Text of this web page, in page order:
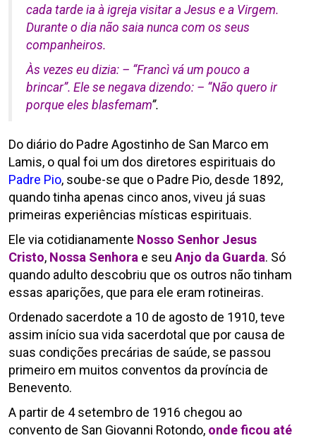
cada tarde ia à igreja visitar a Jesus e a Virgem.
Durante o dia não saia nunca com os seus
companheiros.
Às vezes eu dizia: – “Francì vá um pouco a
brincar”. Ele se negava dizendo: – “Não quero ir
porque eles blasfemam”.
Do diário do Padre Agostinho de San Marco em
Lamis, o qual foi um dos diretores espirituais do
Padre Pio, soube-se que o Padre Pio, desde 1892,
quando tinha apenas cinco anos, viveu já suas
primeiras experiências místicas espirituais.
Ele via cotidianamente Nosso Senhor Jesus
Cristo, Nossa Senhora e seu Anjo da Guarda. Só
quando adulto descobriu que os outros não tinham
essas aparições, que para ele eram rotineiras.
Ordenado sacerdote a 10 de agosto de 1910, teve
assim início sua vida sacerdotal que por causa de
suas condições precárias de saúde, se passou
primeiro em muitos conventos da província de
Benevento.
A partir de 4 setembro de 1916 chegou ao
convento de San Giovanni Rotondo, onde ficou até